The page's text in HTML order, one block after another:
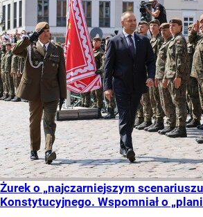
Żurek o „najczarniejszym
Konstytucyjnego. Wspomniał o